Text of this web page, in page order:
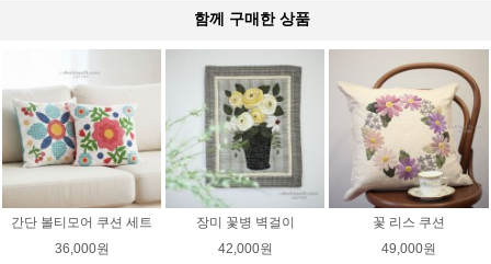
함께 구매한 상품
간단 볼티모어 쿠션 세트
36,000원
장미 꽃병 벽걸이
42,000원
꽃 리스 쿠션
49,000원